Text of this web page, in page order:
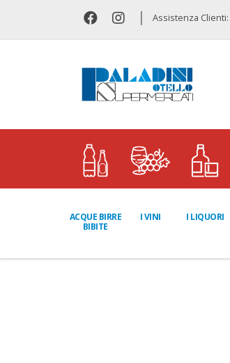
| Assistenza Clienti:
ACQUE BIRRE
BIBITE
I VINI I LIQUORI